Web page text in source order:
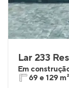
Lar 233
Em
69 e 129 m²